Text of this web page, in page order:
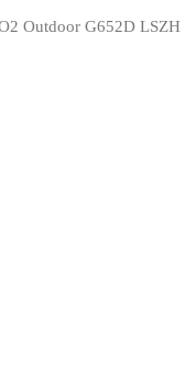
Outdoor G652D LSZH